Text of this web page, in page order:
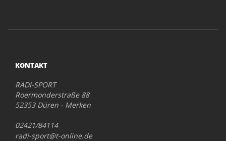
KONTAKT
RADI-SPORT
Roermonderstraße 88
52353 Düren - Merken
02421/84114
radi-sport@t-online.de